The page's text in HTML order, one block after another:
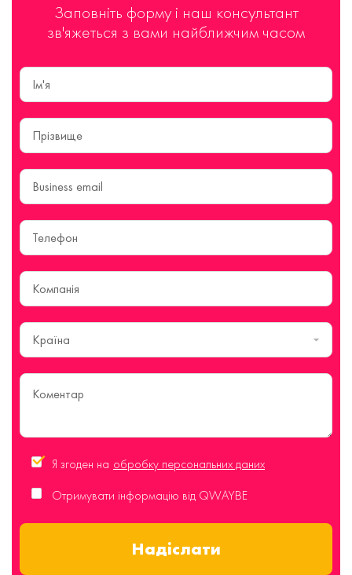
Заповніть форму і наш консультант
зв'яжеться з вами найближчим часом
Країна
Я згоден на обробку персональних даних
Отримувати інформацію від QWAYBE
Надіслати